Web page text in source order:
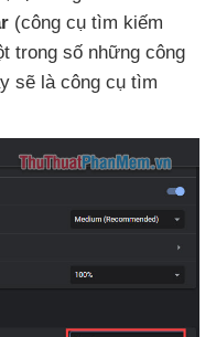
(công cụ tìm kiếm
trong số những công
sẽ là công cụ tìm